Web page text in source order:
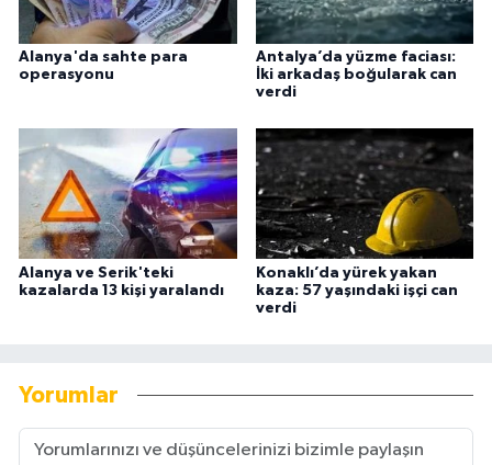
Alanya'da sahte para
operasyonu
Antalya’da yüzme faciası:
İki arkadaş boğularak can
verdi
Alanya ve Serik'teki
kazalarda 13 kişi yaralandı
Konaklı’da yürek yakan
kaza: 57 yaşındaki işçi can
verdi
Yorumlar